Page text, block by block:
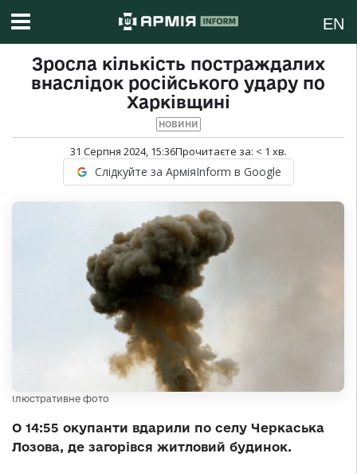
EN
Зросла кількість постраждалих
внаслідок російського удару по
Харківщині
НОВИНИ
31 Серпня 2024, 15:36Прочитаєте за: < 1 хв.
Слідкуйте за АрміяInform в Google
Ілюстративне фото
О 14:55 окупанти вдарили по селу Черкаська
Лозова, де загорівся житловий будинок.